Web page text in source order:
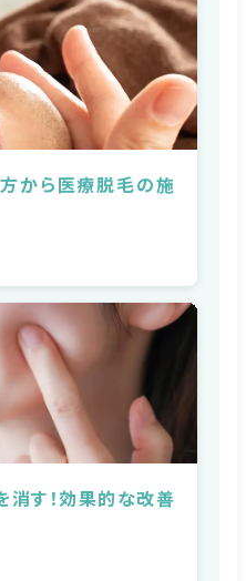
から医療脱毛の施
消す！効果的な改善